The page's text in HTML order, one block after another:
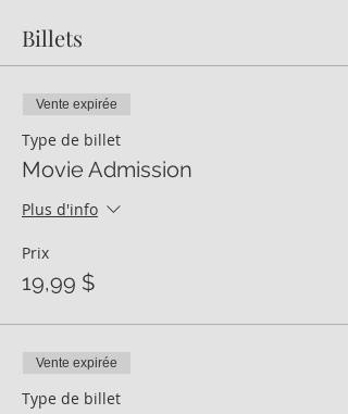
Billets
Vente expirée
Type de billet
Movie Admission
Plus d'info
Prix
19,99 $
Vente expirée
Type de billet